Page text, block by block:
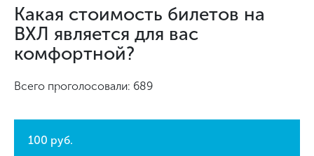
Какая стоимость билетов на
ВХЛ является для вас
комфортной?
Всего проголосовали: 689
100 руб.